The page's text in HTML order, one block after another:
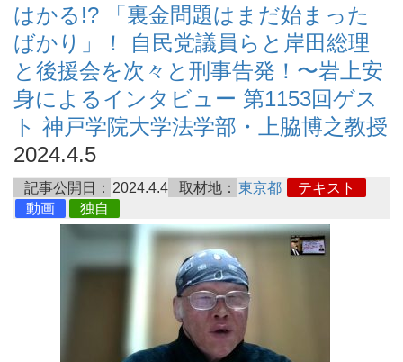
はかる!? 「裏金問題はまだ始まった
ばかり」！ 自民党議員らと岸田総理
と後援会を次々と刑事告発！〜岩上安
身によるインタビュー 第1153回ゲス
ト 神戸学院大学法学部・上脇博之教授
2024.4.5
記事公開日： 2024.4.4 取材地： 東京都
テキスト
動画
独自